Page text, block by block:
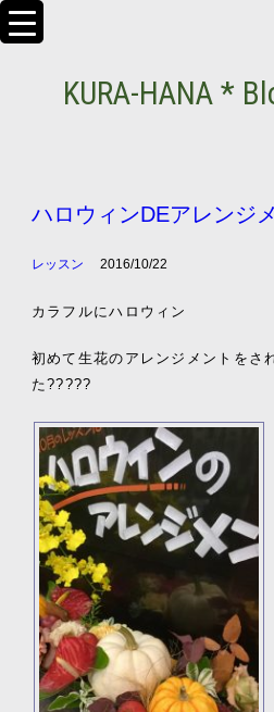
KURA-HANA *
ハロウィンDEアレンジ
レッスン 2016/10/22
カラフルにハロウィン
初めて生花のアレンジメントをさ
た?????